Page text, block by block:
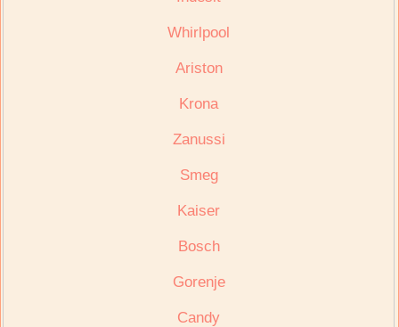
Whirlpool
Ariston
Krona
Zanussi
Smeg
Kaiser
Bosch
Gorenje
Candy